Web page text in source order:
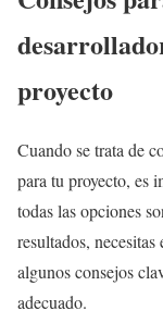
proyecto
Cuando se trata de
para tu proyecto, es
todas las opciones
resultados,
algunos consejos
adecuado.